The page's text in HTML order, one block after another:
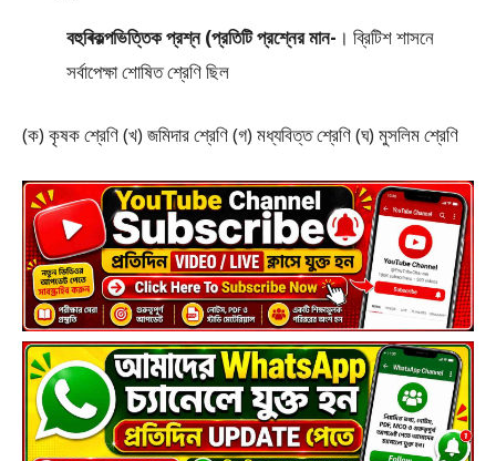
বহুৰিকল্পভিত্তিক প্রশ্ন (প্রতিটি প্রশ্নের মান- । ব্রিটিশ শাসনে
সর্বাপেক্ষা শোষিত শ্রেণি ছিল
(ক) কৃষক শ্রেণি (খ) জমিদার শ্রেণি (গ) মধ্যবিত্ত শ্রেণি (ঘ) মুসলিম শ্রেণি